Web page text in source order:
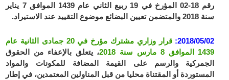
رقم 18-02 المؤرخ في 19 ربيع الثاني عام 1439 الموافق 7 يناير
سنة 2018 والمتضمن تعيين البضائع موضوع التقييد عند الاستيراد.
2018/05/02:
قرار وزاري مشترك مؤرخ في 20 جمادى الثانية عام
1439 الموافق 8 مارس سنة 2018
، يتعلق بالإعفاء من الحقوق
الجمركية والرسم على القيمة المضافة للمكونات والمواد
المستوردة أو المقتناة محليا من قبل المناولين المعتمدين، في إطار